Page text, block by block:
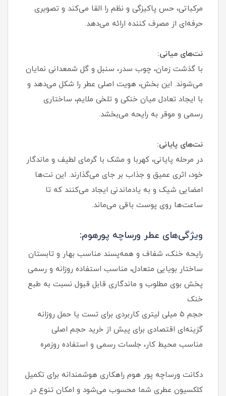
مرکباتی، حس پاکیزگی و نظم را القا می‌کند و تصویری
حرفه‌ای از مصرف کننده ارائه می‌دهد.
نت‌های میانی:
با گذشت زمان، چوب سدر، سنبل و گل شمعدانی نمایان
می‌شوند. این بخش، هویت اصلی عطر را شکل می‌دهد و
با ایجاد تعادل میان خنکی و تلخی ملایم، ساختاری
رسمی و موقر به رایحه می‌بخشد.
نت‌های پایانی:
در مرحله پایانی، کهربا و مشک با گرمای لطیف و ماندگار
خود، اثری عمیق و جذاب بر جای می‌گذارند. این نت‌ها
امضایی شیک و به‌ یادماندنی ایجاد می‌کنند که تا
ساعت‌ها روی پوست باقی می‌ماند.
ویژگی‌های عطر ورساچه پورهوم:
رایحه خنک، شفاف و همه‌پسند مناسب بهار و تابستان
ساختار بویایی متعادل، مناسب استفاده روزانه و رسمی
پخش بوی مطلوب و ماندگاری قابل قبول نسبت به طبع
خنک
حجم ۵ میلی‌ لیتری کاربردی برای تست یا حمل روزانه
گزینه‌ای اقتصادی برای پیش از خرید حجم اصلی
مناسب محیط کار، جلسات رسمی و استفاده روزمره
دکانت ورساچه پور هوم راهکاری هوشمندانه برای تکمیل
کلکسیون عطری شما محسوب می‌شود و امکان تنوع در